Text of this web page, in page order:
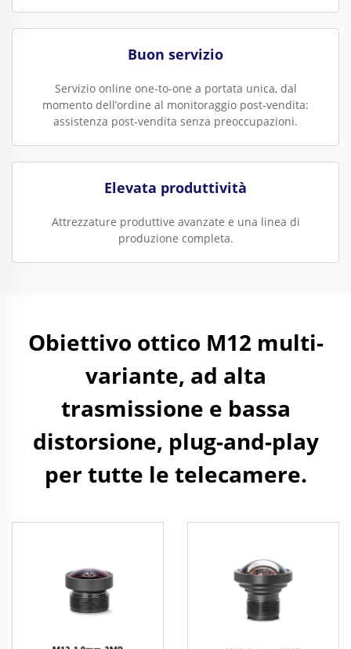
Buon servizio
Servizio online one-to-one a portata unica, dal
momento dell’ordine al monitoraggio post-vendita:
assistenza post-vendita senza preoccupazioni.
Elevata produttività
Attrezzature produttive avanzate e una linea di
produzione completa.
Obiettivo ottico M12 multi-
variante, ad alta
trasmissione e bassa
distorsione, plug-and-play
per tutte le telecamere.